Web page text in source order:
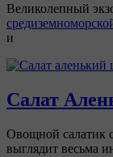
Великолепный
и
Салат
Овощной салатик
выглядит весьма